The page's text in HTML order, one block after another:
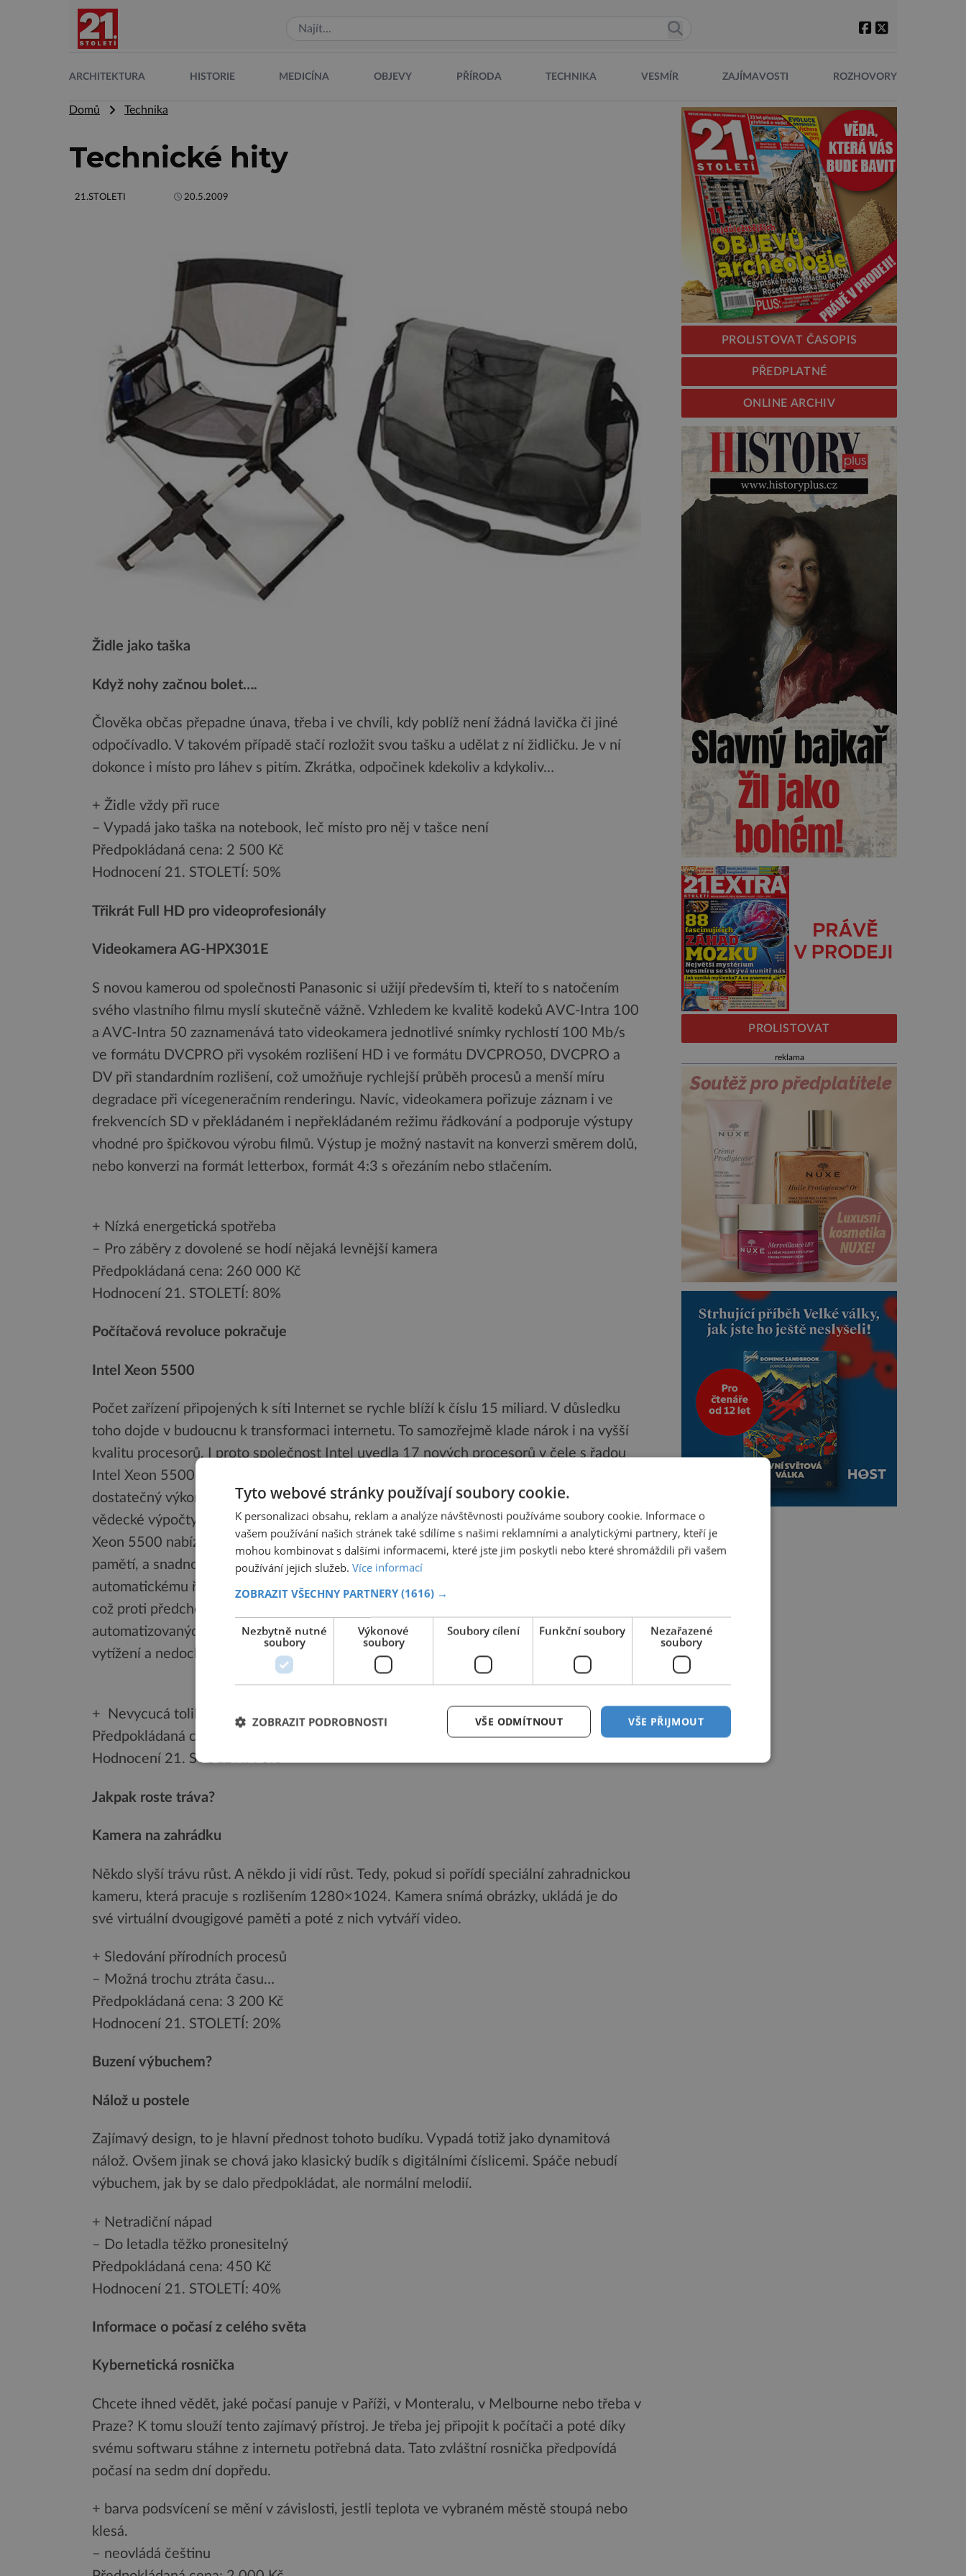
ARCHITEKTURA HISTORIE MEDICÍNA OBJEVY PŘÍRODA TECHNIKA VESMÍR ZAJÍMAVOSTI ROZHOVORY
Domů Technika
Technické hity
21.STOLETI 20.5.2009
Židle jako taška
Když nohy začnou bolet….
Člověka občas přepadne únava, třeba i ve chvíli, kdy poblíž není žádná lavička či jiné
odpočívadlo. V takovém případě stačí rozložit svou tašku a udělat z ní židličku. Je v ní
dokonce i místo pro láhev s pitím. Zkrátka, odpočinek kdekoliv a kdykoliv…
+ Židle vždy při ruce
– Vypadá jako taška na notebook, leč místo pro něj v tašce není
Předpokládaná cena: 2 500 Kč
Hodnocení 21. STOLETÍ: 50%
Třikrát Full HD pro videoprofesionály
Videokamera AG-HPX301E
S novou kamerou od společnosti Panasonic si užijí především ti, kteří to s natočením
svého vlastního filmu myslí skutečně vážně. Vzhledem ke kvalitě kodeků AVC-Intra 100
a AVC-Intra 50 zaznamenává tato videokamera jednotlivé snímky rychlostí 100 Mb/s
ve formátu DVCPRO při vysokém rozlišení HD i ve formátu DVCPRO50, DVCPRO a
DV při standardním rozlišení, což umožňuje rychlejší průběh procesů a menší míru
degradace při vícegeneračním renderingu. Navíc, videokamera pořizuje záznam i ve
frekvencích SD v překládaném i nepřekládaném režimu řádkování a podporuje výstupy
vhodné pro špičkovou výrobu filmů. Výstup je možný nastavit na konverzi směrem dolů,
nebo konverzi na formát letterbox, formát 4:3 s ořezáním nebo stlačením.
+ Nízká energetická spotřeba
– Pro záběry z dovolené se hodí nějaká levnější kamera
Předpokládaná cena: 260 000 Kč
Hodnocení 21. STOLETÍ: 80%
Počítačová revoluce pokračuje
Intel Xeon 5500
Počet zařízení připojených k síti Internet se rychle blíží k číslu 15 miliard. V důsledku
toho dojde v budoucnu k transformaci internetu. To samozřejmě klade nárok i na vyšší
kvalitu procesorů. I proto společnost Intel uvedla 17 nových procesorů v čele s řadou
Intel Xeon 5500. Počítače založené na nových procesorech Intel Xeon poskytnou
dostatečný výkon jak pro firemní úlohy s vysokokapacitními transakcemi, tak pro
vědecké výpočty při výzkumu nových zdrojů energie či vzdálených galaxií. Platforma
Xeon 5500 nabízí oproti předchozím serverovým procesorům trojnásobnou propustnost
pamětí, a snadno tedy zvládá nejrůznější úlohy a pracovní podmínky. Díky
automatickému řízení výkonu nepřekračuje spotřeba procesoru v nečinnosti 10 wattů,
což proti předchozí generaci představuje 50% úsporu3. Procesory poskytují až 15
automatizovaných operačních stavů. Spotřeba systému se v reálném čase přizpůsobuje
vytížení a nedochází k žádnému omezení výkonu.
+ Nevycucá tolik elektřiny
Předpokládaná cena: Server s těmito procesory vyjde na 140 000 Kč
Hodnocení 21. STOLETÍ: 90%
Jakpak roste tráva?
Kamera na zahrádku
Někdo slyší trávu růst. A někdo ji vidí růst. Tedy, pokud si pořídí speciální zahradnickou
kameru, která pracuje s rozlišením 1280×1024. Kamera snímá obrázky, ukládá je do
své virtuální dvougigové paměti a poté z nich vytváří video.
+ Sledování přírodních procesů
– Možná trochu ztráta času…
Předpokládaná cena: 3 200 Kč
Hodnocení 21. STOLETÍ: 20%
Buzení výbuchem?
Nálož u postele
Zajímavý design, to je hlavní přednost tohoto budíku. Vypadá totiž jako dynamitová
nálož. Ovšem jinak se chová jako klasický budík s digitálními číslicemi. Spáče nebudí
výbuchem, jak by se dalo předpokládat, ale normální melodií.
+ Netradiční nápad
– Do letadla těžko pronesitelný
Předpokládaná cena: 450 Kč
Hodnocení 21. STOLETÍ: 40%
Informace o počasí z celého světa
Kybernetická rosnička
Chcete ihned vědět, jaké počasí panuje v Paříži, v Monteralu, v Melbourne nebo třeba v
Praze? K tomu slouží tento zajímavý přístroj. Je třeba jej připojit k počítači a poté díky
svému softwaru stáhne z internetu potřebná data. Tato zvláštní rosnička předpovídá
počasí na sedm dní dopředu.
+ barva podsvícení se mění v závislosti, jestli teplota ve vybraném městě stoupá nebo
klesá.
– neovládá češtinu
PROLISTOVAT ČASOPIS
PŘEDPLATNÉ
ONLINE ARCHIV
PROLISTOVAT
reklama
Tyto webové stránky používají soubory cookie.
K personalizaci obsahu, reklam a analýze návštěvnosti používáme soubory cookie. Informace o
vašem používání našich stránek také sdílíme s našimi reklamními a analytickými partnery, kteří je
mohou kombinovat s dalšími informacemi, které jste jim poskytli nebo které shromáždili při vašem
používání jejich služeb. Více informací
ZOBRAZIT VŠECHNY PARTNERY (1616) →
Nezbytně nutné
soubory
Výkonové
soubory
Soubory cílení Funkční soubory
Nezařazené
soubory
VŠE PŘIJMOUT
VŠE ODMÍTNOUT
ZOBRAZIT PODROBNOSTI